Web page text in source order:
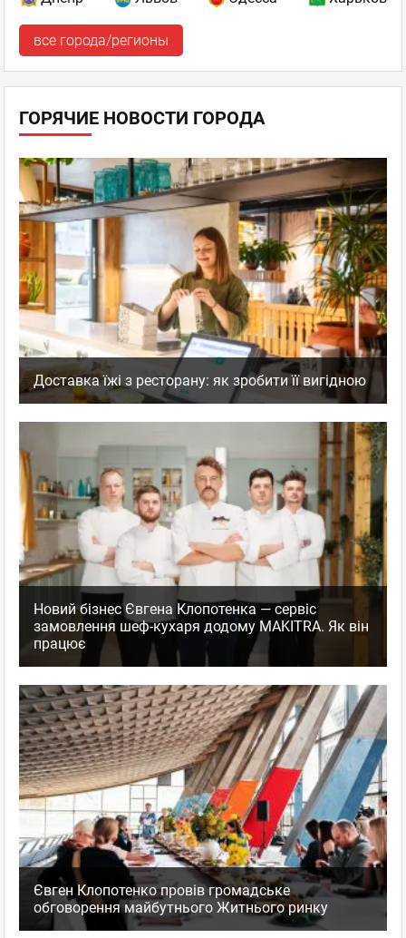
все города/регионы
ГОРЯЧИЕ НОВОСТИ ГОРОДА
Доставка їжі з ресторану: як зробити її вигідною
Новий бізнес Євгена Клопотенка — сервіс
замовлення шеф-кухаря додому MAKITRA. Як він
працює
Євген Клопотенко провів громадське
обговорення майбутнього Житнього ринку